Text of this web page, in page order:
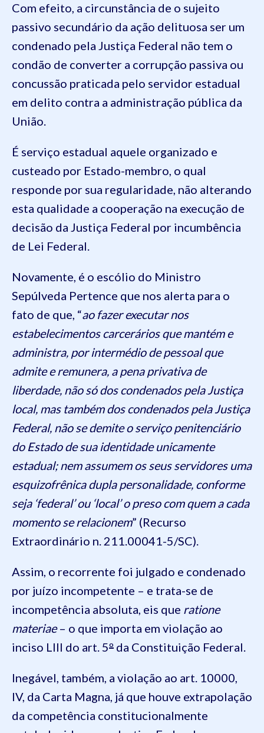
Com efeito, a circunstância de o sujeito
passivo secundário da ação delituosa ser um
condenado pela Justiça Federal não tem o
condão de converter a corrupção passiva ou
concussão praticada pelo servidor estadual
em delito contra a administração pública da
União.
É serviço estadual aquele organizado e
custeado por Estado-membro, o qual
responde por sua regularidade, não alterando
esta qualidade a cooperação na execução de
decisão da Justiça Federal por incumbência
de Lei Federal.
Novamente, é o escólio do Ministro
Sepúlveda Pertence que nos alerta para o
fato de que, “ao fazer executar nos
estabelecimentos carcerários que mantém e
administra, por intermédio de pessoal que
admite e remunera, a pena privativa de
liberdade, não só dos condenados pela Justiça
local, mas também dos condenados pela Justiça
Federal, não se demite o serviço penitenciário
do Estado de sua identidade unicamente
estadual; nem assumem os seus servidores uma
esquizofrênica dupla personalidade, conforme
seja ‘federal’ ou ‘local’ o preso com quem a cada
momento se relacionem” (Recurso
Extraordinário n. 211.00041-5/SC).
Assim, o recorrente foi julgado e condenado
por juízo incompetente – e trata-se de
incompetência absoluta, eis que ratione
materiae– o que importa em violação ao
inciso LIII do art. 5º da Constituição Federal.
Inegável, também, a violação ao art. 10000,
IV, da Carta Magna, já que houve extrapolação
da competência constitucionalmente